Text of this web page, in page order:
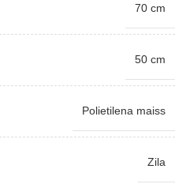
70 cm
50 cm
Polietilena maiss
Zila